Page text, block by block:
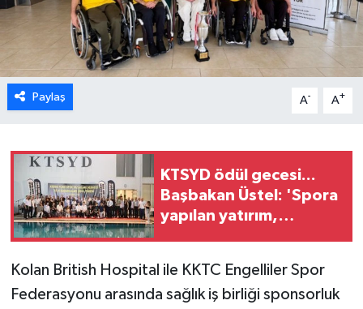
Paylaş A- A+
KTSYD ödül gecesi...
Başbakan Üstel: 'Spora
yapılan yatırım,
yatırımdır'
Kolan British Hospital ile KKTC Engelliler Spor
Federasyonu arasında sağlık iş birliği sponsorluk
GİRNE
GÜNDEM
İÇ HABERLER
KÜLTÜR SANAT
LAPTA